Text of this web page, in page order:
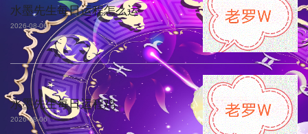
水墨先生每日运程怎么运
2026-08-06
水墨先生每日运程鸡
2026-08-06